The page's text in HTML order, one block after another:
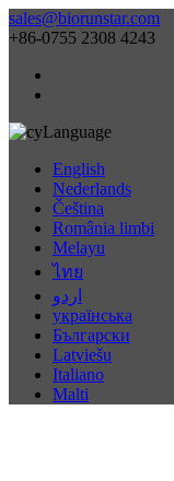
sales@biorunstar.com
+86-0755 2308 4243
Language
English
Nederlands
Čeština
România limbi
Melayu
ไทย
اردو
українська
Български
Latviešu
Italiano
Malti